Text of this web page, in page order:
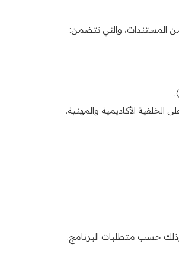
الخلفية الأكاديمية والمهنية.
وذلك حسب متطلبات البرنامج.